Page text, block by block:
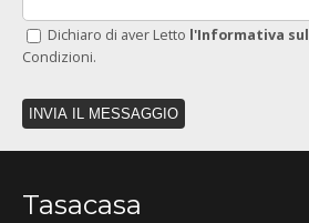
Dichiaro di aver Letto l'Informativa
Condizioni.
Tasacasa